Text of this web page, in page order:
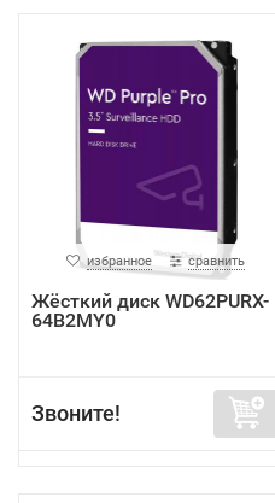
избранное сравнить
Жёсткий диск WD62PURX-
64B2MY0
Звоните!